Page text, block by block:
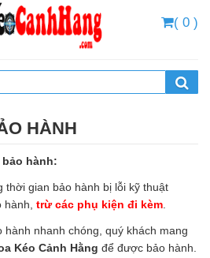
( 0 )
HÀNH
hành:
thời gian bảo hành bị lỗi kỹ thuật
hành, trừ các phụ kiện đi kèm.
nhanh chóng, quý khách mang
Kéo Cảnh Hằng để được bảo hành.